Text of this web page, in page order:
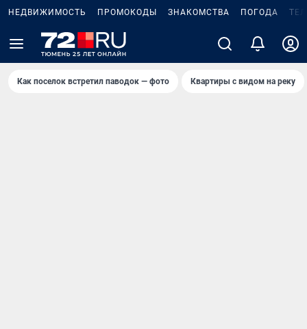
НЕДВИЖИМОСТЬ ПРОМОКОДЫ ЗНАКОМСТВА ПОГОДА
Как поселок встретил паводок — фото Квартиры с видом на реку